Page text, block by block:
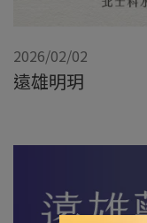
2026/02/02
遠雄明玥